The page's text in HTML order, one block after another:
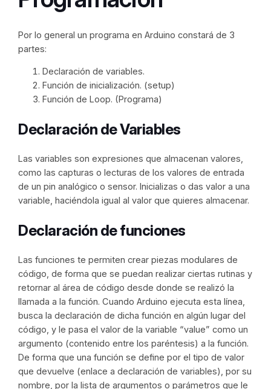
Por lo general un programa en Arduino constará de 3
partes:
Declaración de variables.
Función de inicialización. (setup)
Función de Loop. (Programa)
Declaración de Variables
Las variables son expresiones que almacenan valores,
como las capturas o lecturas de los valores de entrada
de un pin analógico o sensor. Inicializas o das valor a una
variable, haciéndola igual al valor que quieres almacenar.
Declaración de funciones
Las funciones te permiten crear piezas modulares de
código, de forma que se puedan realizar ciertas rutinas y
retornar al área de código desde donde se realizó la
llamada a la función. Cuando Arduino ejecuta esta línea,
busca la declaración de dicha función en algún lugar del
código, y le pasa el valor de la variable “value” como un
argumento (contenido entre los paréntesis) a la función.
De forma que una función se define por el tipo de valor
que devuelve (enlace a declaración de variables), por su
nombre, por la lista de argumentos o parámetros que le